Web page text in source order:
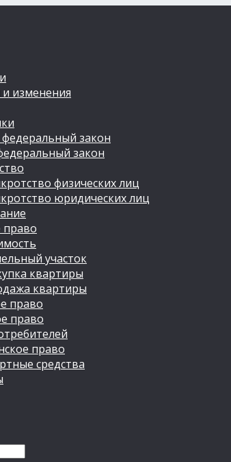
изменения
федеральный закон
закон
физических лиц
юридических лиц
право
участок
квартиры
квартиры
право
право
право
средства